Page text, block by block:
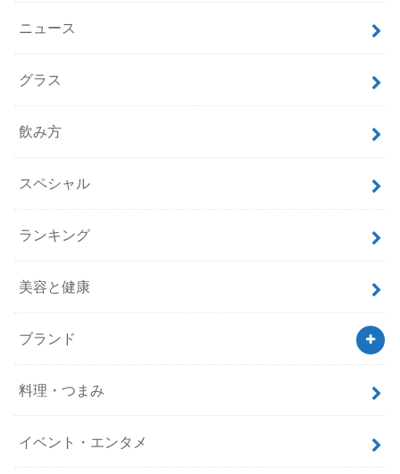
ニュース
グラス
飲み方
スペシャル
ランキング
美容と健康
ブランド
料理・つまみ
イベント・エンタメ